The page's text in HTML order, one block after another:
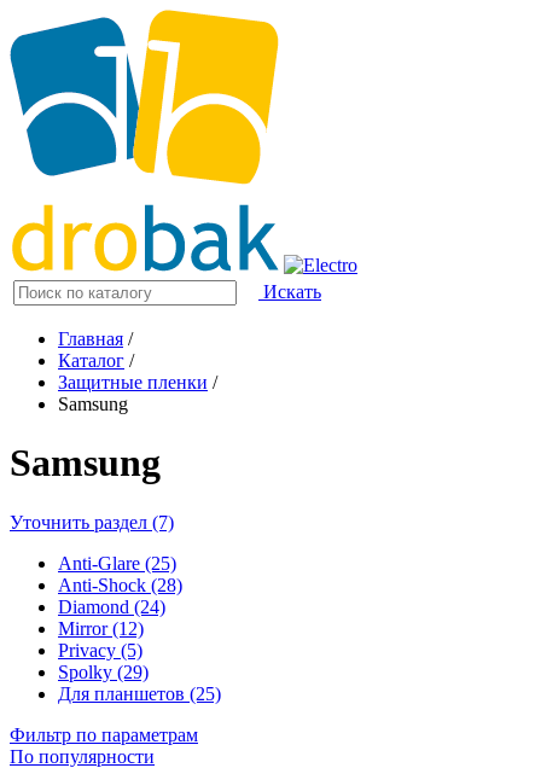
Искать
Главная /
Каталог /
Защитные пленки /
Samsung
Samsung
Уточнить раздел (7)
Anti-Glare (25)
Anti-Shock (28)
Diamond (24)
Mirror (12)
Privacy (5)
Spolky (29)
Для планшетов (25)
Фильтр по параметрам
По популярности